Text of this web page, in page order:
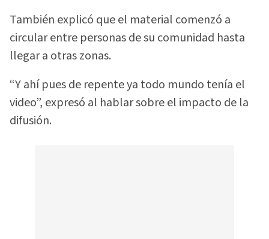
También explicó que el material comenzó a
circular entre personas de su comunidad hasta
llegar a otras zonas.
“Y ahí pues de repente ya todo mundo tenía el
video”, expresó al hablar sobre el impacto de la
difusión.